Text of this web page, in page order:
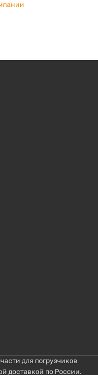
для погрузчиков
доставкой по России.